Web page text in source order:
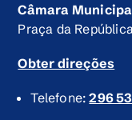
Câmara
Praça da
Obter direções
Telefone:296